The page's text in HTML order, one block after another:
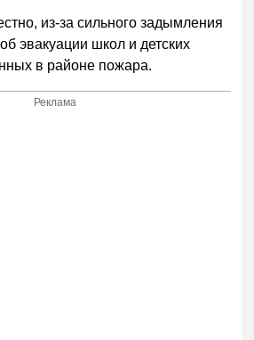
из-за сильного задымления
эвакуации школ и детских
в районе пожара.
Реклама